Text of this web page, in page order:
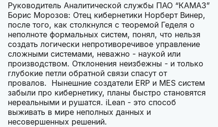
Руководитель Аналитической службы ПАО “КАМАЗ”
Борис Морозов: Отец кибернетики Норберт Винер,
после того, как столкнулся с теоремой Геделя о
неполноте формальных систем, понял, что нельзя
создать логически непротиворечивое управление
сложными системами, неважно - наукой или
производством. Отклонения неизбежны - и только
глубокие петли обратной связи спасут от
провалов. Нынешние создатели ERP и MES систем
забыли про кибернетику, планы быстро становятся
нереальными и рушатся. iLean - это способ
выживать в мире неполных данных и
несовершенных решений.